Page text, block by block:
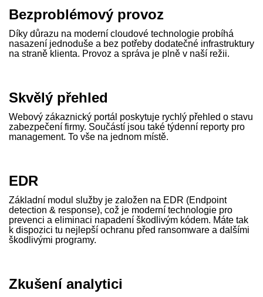
Bezproblémový provoz
Díky důrazu na moderní cloudové technologie probíhá
nasazení jednoduše a bez potřeby dodatečné infrastruktury
na straně klienta. Provoz a správa je plně v naší režii.
Skvělý přehled
Webový zákaznický portál poskytuje rychlý přehled o stavu
zabezpečení firmy. Součástí jsou také týdenní reporty pro
management. To vše na jednom místě.
EDR
Základní modul služby je založen na EDR (Endpoint
detection & response), což je moderní technologie pro
prevenci a eliminaci napadení škodlivým kódem. Máte tak
k dispozici tu nejlepší ochranu před ransomware a dalšími
škodlivými programy.
Zkušení analytici